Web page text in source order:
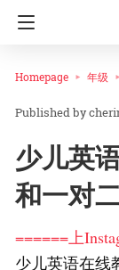
Homepage 年级
少儿英
和一对
======上
少儿英语在线